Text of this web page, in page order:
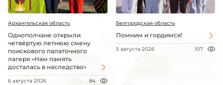
Архангельская область
Однополчане открыли
четвёртую летнюю смену
поискового палаточного
лагеря «Нам память
досталась в наследство»
6 августа 2026 84
Белгородская область
Помним и гордимся!
5 августа 2026 107